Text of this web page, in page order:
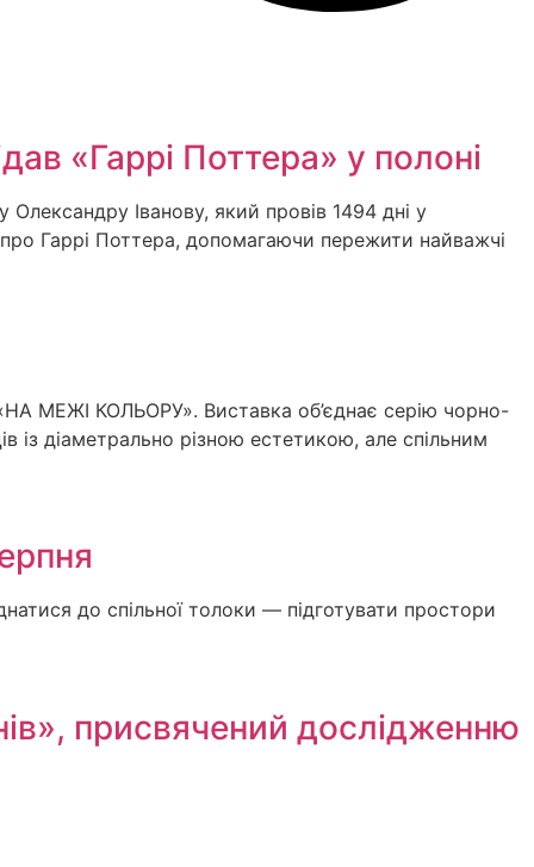
«Гаррі Поттера» у полоні
Іванову, який провів 1494 дні у
про Гаррі Поттера, допомагаючи пережити найважчі
МЕЖІ КОЛЬОРУ». Виставка об’єднає серію чорно-
із діаметрально різною естетикою, але спільним
до спільної толоки — підготувати простори
присвячений дослідженню